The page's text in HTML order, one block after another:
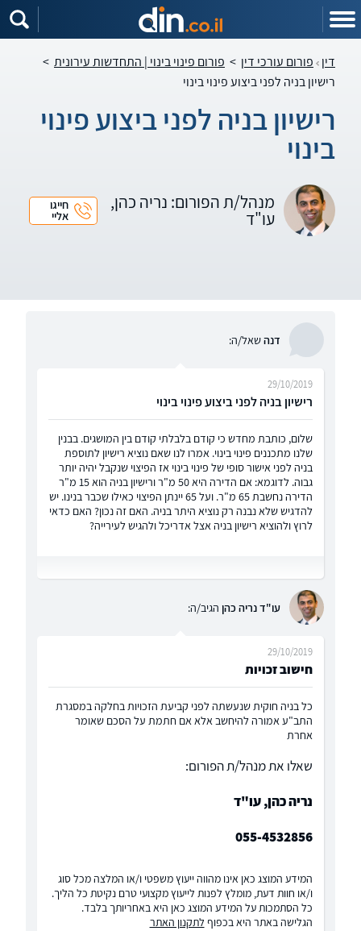
דין פורום עורכי דין > פורום פינוי בינוי | התחדשות עירונית >
רישיון בניה לפני ביצוע פינוי בינוי
רישיון בניה לפני ביצוע פינוי
בינוי
מנהל/ת הפורום: נריה כהן,
עו"ד
חייגו
אליי
דנהשאל/ה:
רישיון בניה לפני ביצוע פינוי בינוי
29/10/2019
שלום, כותבת מחדש כי קודם בלבלתי קודם בין המושגים. בבנין
שלנו מתכננים פינוי בינוי. אמרו לנו שאם נוציא רישיון לתוספת
בניה לפני אישור סופי של פינוי בינוי אז הפיצוי שנקבל יהיה יותר
גבוה. לדוגמא: אם הדירה היא 50 מ"ר ורישיון בניה הוא 15 מ"ר
הדירה נחשבת 65 מ"ר. ועל 65 יינתן הפיצוי כאילו שכבר בנינו. יש
להדגיש שלא נבנה רק נוציא היתר בניה. האם זה נכון? האם כדאי
לרוץ ולהוציא רישיון בניה אצל אדריכל ולהגיש לעירייה?
עו"ד נריה כהן הגיב/ה:
חישוב זכויות
29/10/2019
כל בניה חוקית שנעשתה לפני קביעת הזכויות בחלקה במסגרת
התב"ע אמורה להיחשב אלא אם חתמת על הסכם שאומר
אחרת
שאלו את מנהל/ת הפורום:
נריה כהן, עו"ד
055-4532856
המידע המוצג כאן אינו מהווה ייעוץ משפטי ו/או המלצה מכל סוג
ו/או חוות דעת, מומלץ לפנות לייעוץ מקצועי טרם נקיטת כל הליך.
כל הסתמכות על המידע המוצג כאן היא באחריותך בלבד.
הגלישה באתר היא בכפוף לתקנון האתר